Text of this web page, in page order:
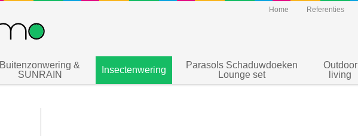
Home Referenties
Buitenzonwering &
SUNRAIN
Insectenwering
Parasols Schaduwdoeken
Lounge set
Outdoor
living